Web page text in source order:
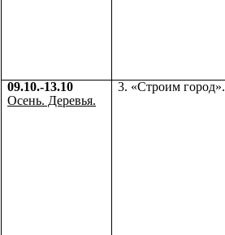
09.10.-13.10
Осень. Деревья.
3. «Строим город».